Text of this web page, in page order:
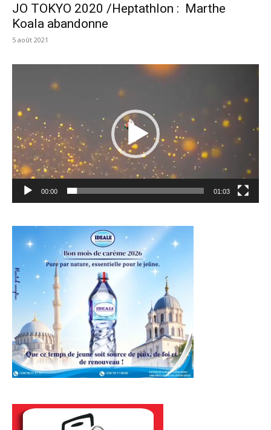
JO TOKYO 2020 /Heptathlon : Marthe
Koala abandonne
5 août 2021
00:00 01:03